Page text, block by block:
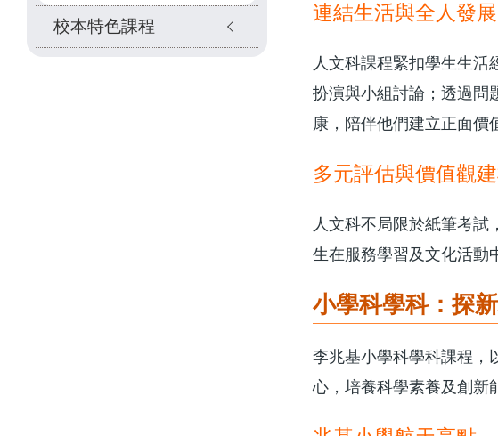
連結生活與全人發展
人文科課程緊扣學生生
扮演與小組討論；透過問
康，陪伴他們建立正面價
多元評估與價值觀
人文科不局限於紙筆考
生在服務學習及文化活動
小學科學科：探
李兆基小學科學科課程，
心，培養科學素養及創新
校本特色課程